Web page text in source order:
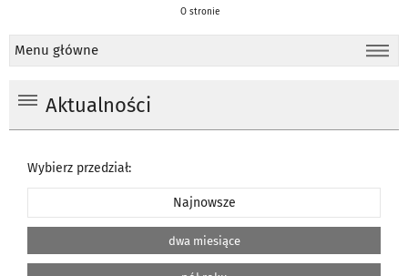
O stronie
Menu główne
Aktualności
Wybierz przedział:
Najnowsze
dwa miesiące